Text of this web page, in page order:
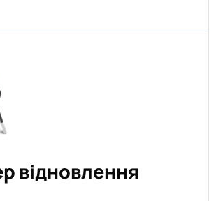
відновлення